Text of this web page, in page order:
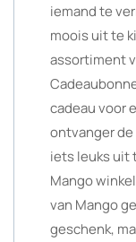
iemand te
moois uit te
assortiment
cadeau voor
ontvanger de
iets leuks uit
Mango
van Mango
geschenk,